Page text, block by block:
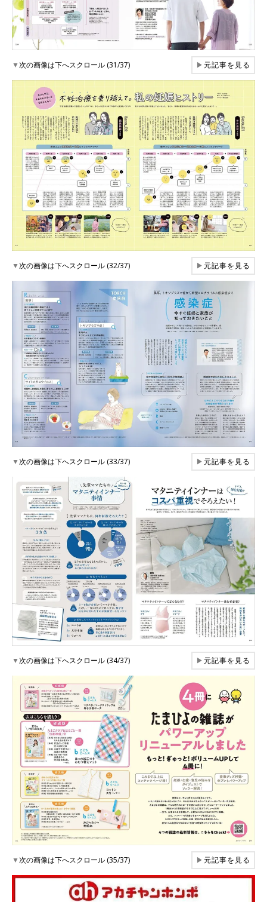
▼次の画像は下へスクロール (31/37) ▶元記事を見る
▼次の画像は下へスクロール (32/37) ▶元記事を見る
▼次の画像は下へスクロール (33/37) ▶元記事を見る
▼次の画像は下へスクロール (34/37) ▶元記事を見る
▼次の画像は下へスクロール (35/37) ▶元記事を見る